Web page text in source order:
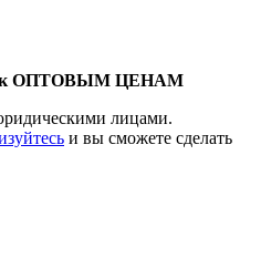
к ОПТОВЫМ ЦЕНАМ
лицами.
и вы сможете сделать